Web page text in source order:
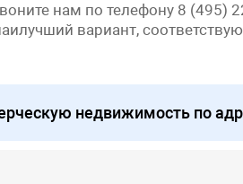
нам по телефону 8 (495)
вариант,
недвижимость по